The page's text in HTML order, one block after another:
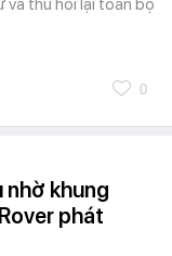
và thu hồi lại toàn bộ
0
nhờ khung
phát